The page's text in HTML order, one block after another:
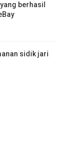
berhasil
sidik jari